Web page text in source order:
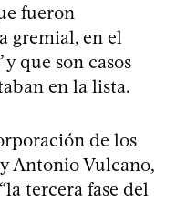
fueron
gremial, en el
que son casos
en la lista.
de los
Antonio Vulcano,
tercera fase del